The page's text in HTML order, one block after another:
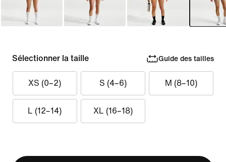
Sélectionner la taille Guide des tailles
XS (0–2) S (4–6) M (8–10)
L (12–14) XL (16–18)